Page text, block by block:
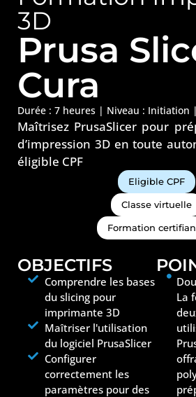
3D
Prusa
Cura
Durée : 7 heures | Niveau : Initiation |
Maîtrisez PrusaSlicer pour
d’impression 3D en toute
éligible CPF
Eligible CPF
Classe virtuelle
Formation
OBJECTIFS
Comprendre les bases
du slicing pour
imprimante 3D
Maîtriser l'utilisation
du logiciel PrusaSlicer
Configurer
correctement les
paramètres pour des
La